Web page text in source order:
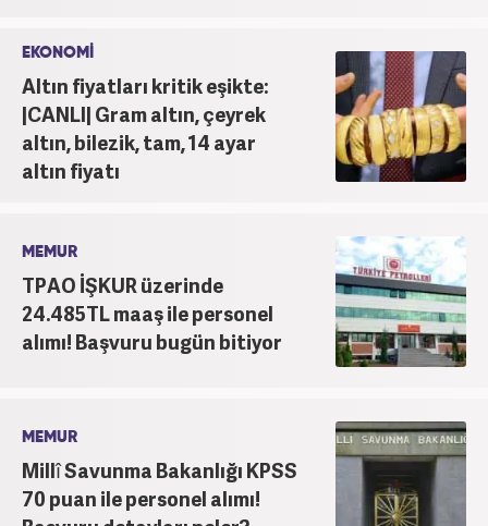
EKONOMİ
Altın fiyatları kritik eşikte:
|CANLI| Gram altın, çeyrek
altın, bilezik, tam, 14 ayar
altın fiyatı
MEMUR
TPAO İŞKUR üzerinde
24.485TL maaş ile personel
alımı! Başvuru bugün bitiyor
MEMUR
Millî Savunma Bakanlığı KPSS
70 puan ile personel alımı!